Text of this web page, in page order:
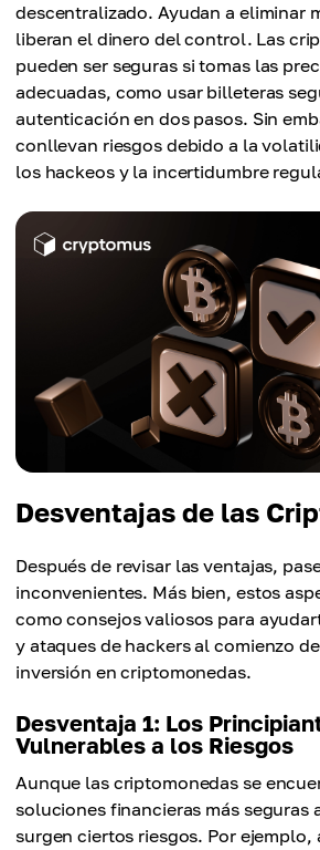
descentralizado. Ayudan a eliminar
liberan el dinero del control. Las
pueden ser seguras si tomas las
adecuadas, como usar billeteras
autenticación en dos pasos. Sin
conllevan riesgos debido a la
los hackeos y la incertidumbre
Desventajas de las
Después de revisar las ventajas,
inconvenientes. Más bien, estos
como consejos valiosos para
y ataques de hackers al comienzo
inversión en criptomonedas.
Desventaja 1: Los
Vulnerables a los Riesgos
Aunque las criptomonedas se
soluciones financieras más seguras
surgen ciertos riesgos. Por ejemplo,